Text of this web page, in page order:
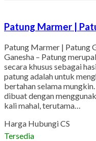
Patung Marmer |
Patung Marmer | Patung
Ganesha – Patung
secara khusus sebagai
patung adalah untuk
bertahan selama
dibuat dengan
kali mahal, terutama…
Harga Hubungi CS
Tersedia